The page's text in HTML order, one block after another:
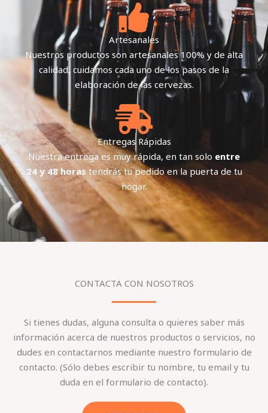
Artesanales
Nuestros productos son artesanales 100% y de alta
calidad, cuidamos cada uno de los pasos de la
elaboración de las cervezas.
Entregas Rápidas
Nuestra entrega es muy rápida, en tan solo entre
24 y 48 horastendrás tu pedido en la puerta de tu
hogar.
CONTACTA CON NOSOTROS
Si tienes dudas, alguna consulta o quieres saber más
información acerca de nuestros productos o servicios, no
dudes en contactarnos mediante nuestro formulario de
contacto. (Sólo debes escribir tu nombre, tu email y tu
duda en el formulario de contacto).